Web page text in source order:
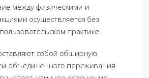
между физическими и
осуществляется без
практике.
собой обширную
объединенного переживания.